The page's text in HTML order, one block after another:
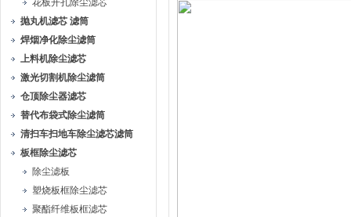
花板开孔除尘滤芯
抛丸机滤芯 滤筒
焊烟净化除尘滤筒
上料机除尘滤芯
激光切割机除尘滤筒
仓顶除尘器滤芯
替代布袋式除尘滤筒
清扫车扫地车除尘滤芯滤筒
板框除尘滤芯
除尘滤板
塑烧板框除尘滤芯
聚酯纤维板框滤芯